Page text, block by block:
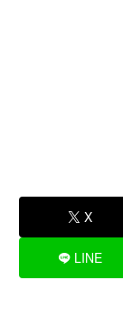
X
LINE